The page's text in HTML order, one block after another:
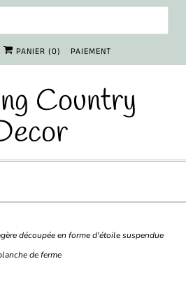
PANIER (0) PAIEMENT
Country
découpée en forme d'étoile suspendue
de ferme